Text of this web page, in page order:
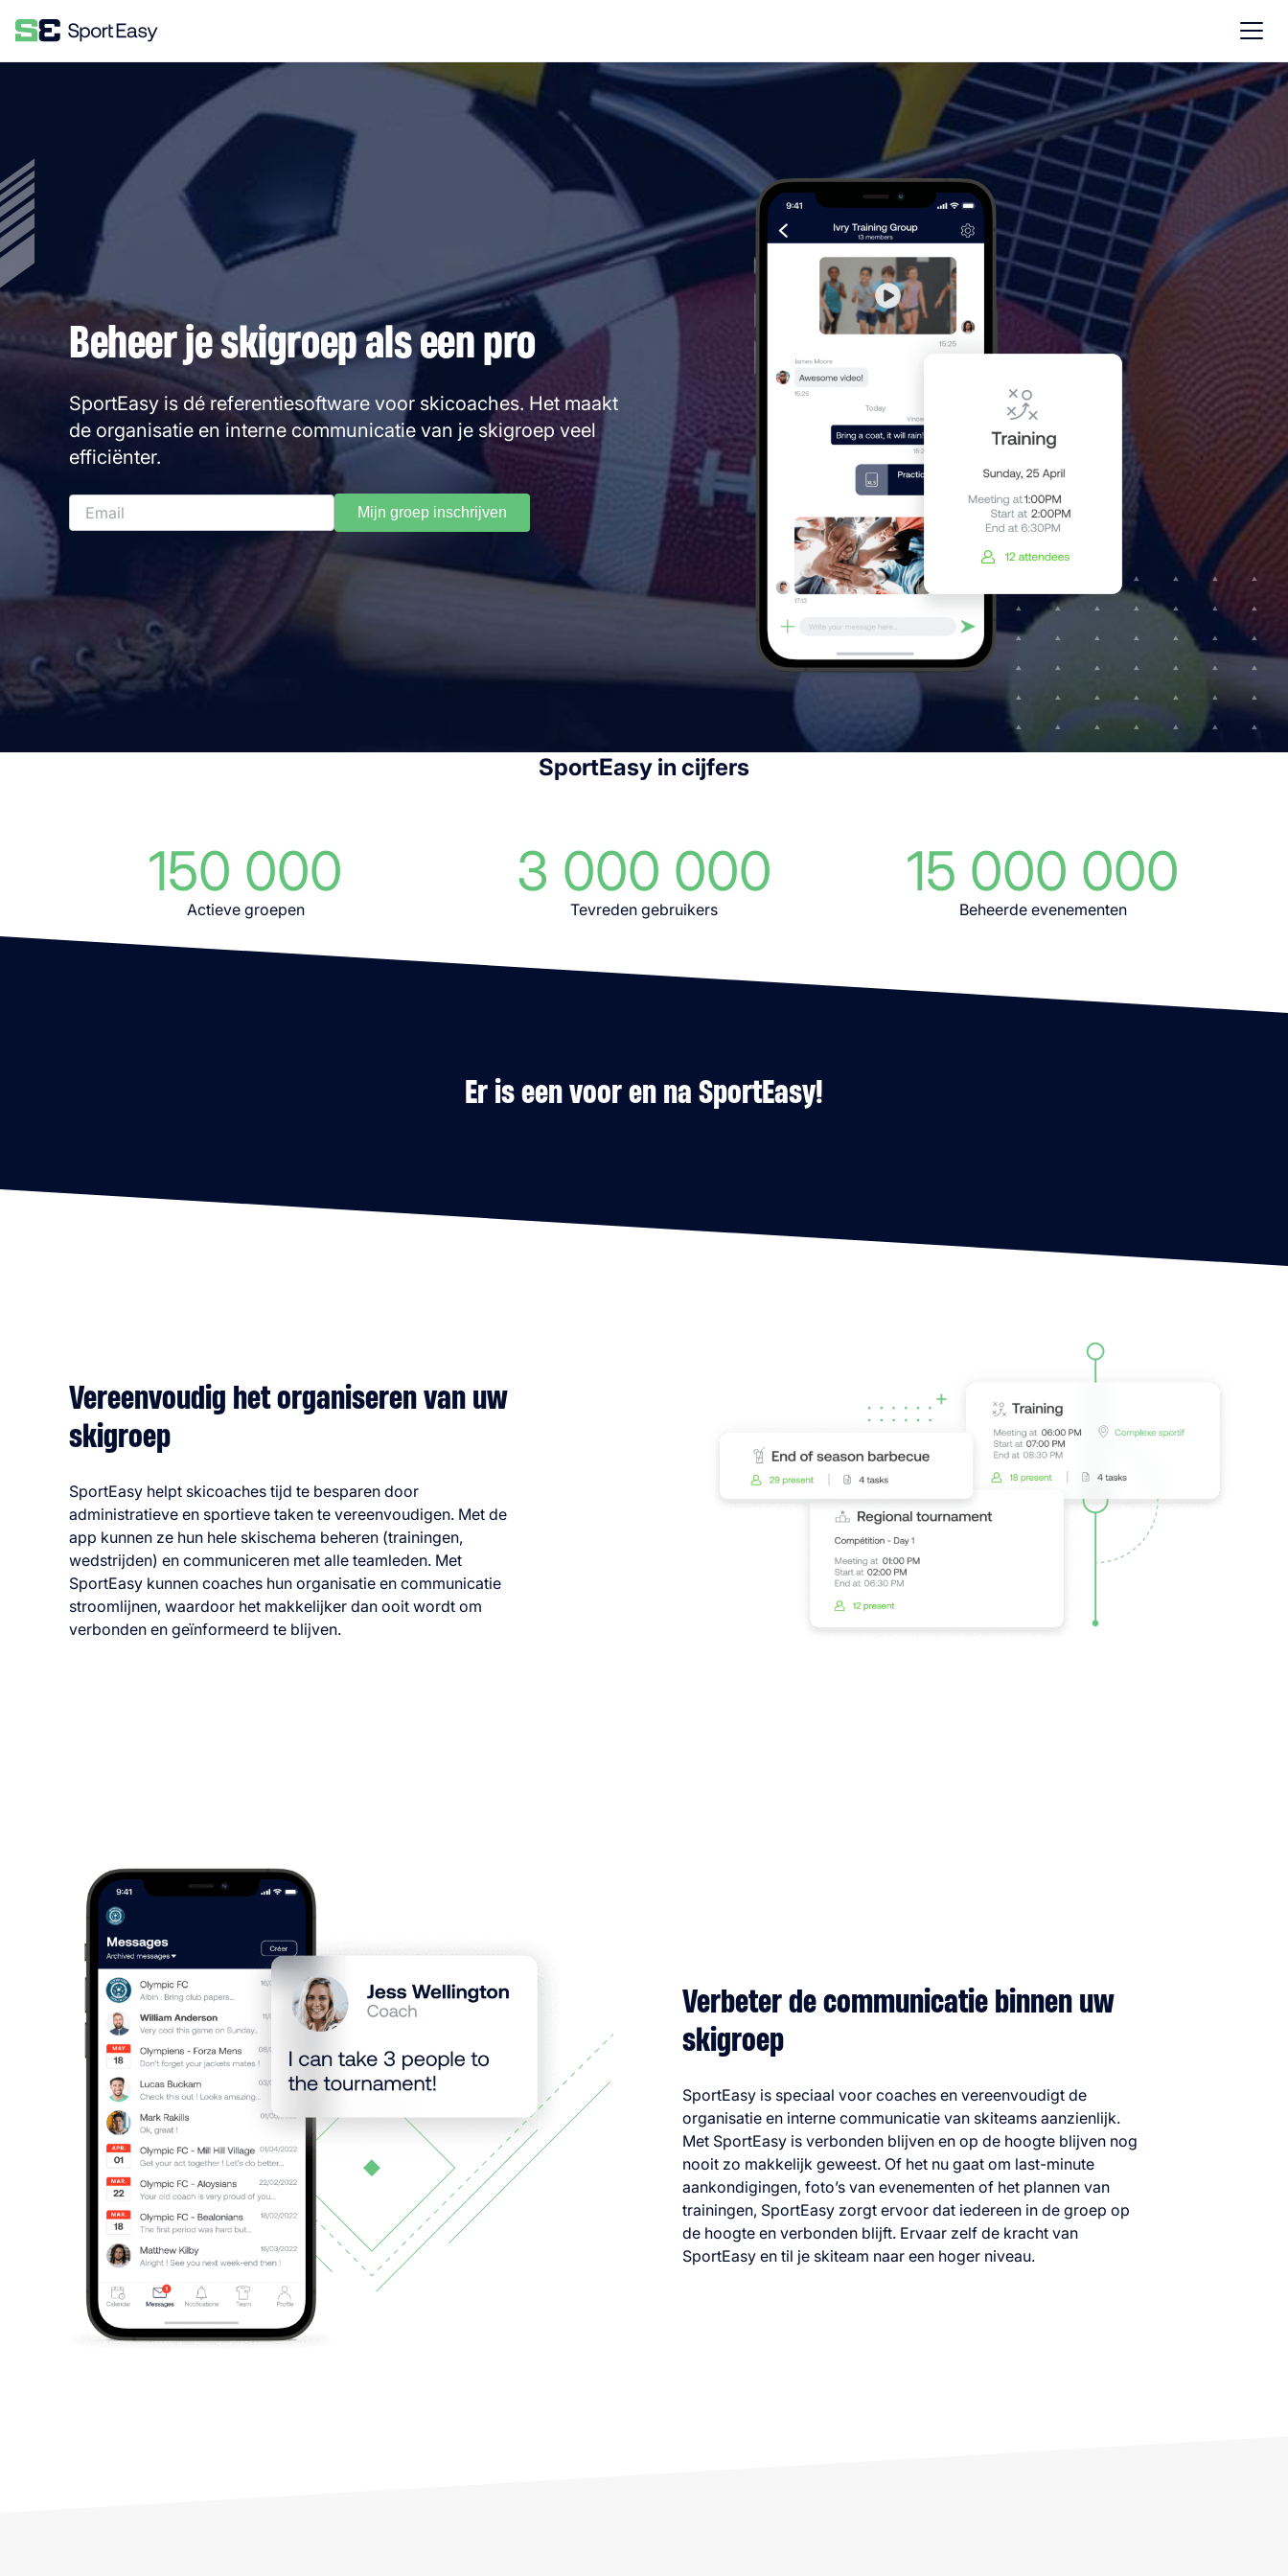
Beheer je skigroep als een pro
SportEasy is dé referentiesoftware voor skicoaches. Het maakt
de organisatie en interne communicatie van je skigroep veel
efficiënter.
Mijn groep inschrijven
SportEasy in cijfers
150 000
Actieve groepen
3 000 000
Tevreden gebruikers
15 000 000
Beheerde evenementen
Er is een voor en na SportEasy!
Vereenvoudig het organiseren van uw
skigroep
SportEasy helpt skicoaches tijd te besparen door
administratieve en sportieve taken te vereenvoudigen. Met de
app kunnen ze hun hele skischema beheren (trainingen,
wedstrijden) en communiceren met alle teamleden. Met
SportEasy kunnen coaches hun organisatie en communicatie
stroomlijnen, waardoor het makkelijker dan ooit wordt om
verbonden en geïnformeerd te blijven.
Verbeter de communicatie binnen uw
skigroep
SportEasy is speciaal voor coaches en vereenvoudigt de
organisatie en interne communicatie van skiteams aanzienlijk.
Met SportEasy is verbonden blijven en op de hoogte blijven nog
nooit zo makkelijk geweest. Of het nu gaat om last-minute
aankondigingen, foto’s van evenementen of het plannen van
trainingen, SportEasy zorgt ervoor dat iedereen in de groep op
de hoogte en verbonden blijft. Ervaar zelf de kracht van
SportEasy en til je skiteam naar een hoger niveau.